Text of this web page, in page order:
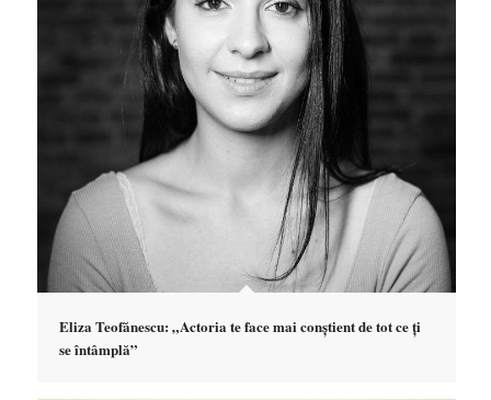
Eliza Teofănescu: „Actoria te face mai conștient de tot ce ți
se întâmplă”